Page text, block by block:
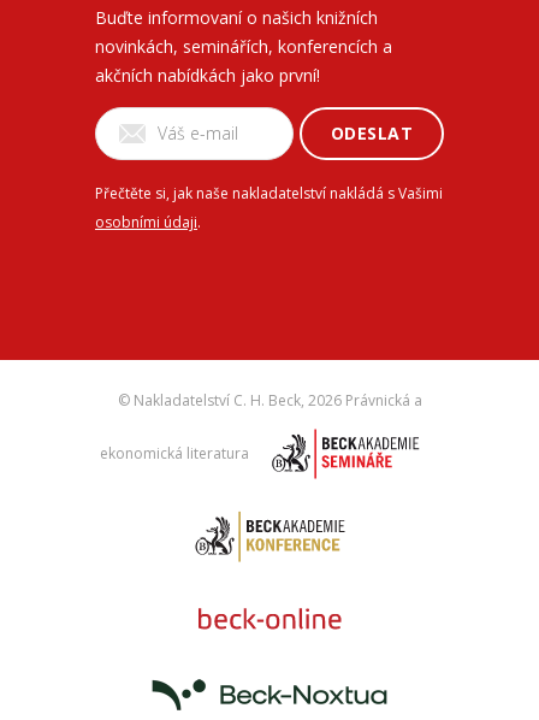
Buďte informovaní o našich knižních
novinkách, seminářích, konferencích a
akčních nabídkách jako první!
ODESLAT
Přečtěte si, jak naše nakladatelství nakládá s Vašimi
osobními údaji.
© Nakladatelství C. H. Beck, 2026 Právnická a
ekonomická literatura